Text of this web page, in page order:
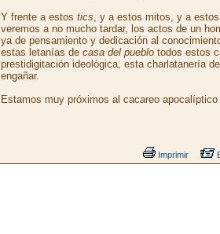
Y frente a estos tics, y a estos mitos, y a
veremos a no mucho tardar, los actos de un
ya de pensamiento y dedicación al
estas letanías de casa del pueblo todos estos
prestidigitación ideológica, esta charlatanería
engañar.
Estamos muy próximos al cacareo
Imprimir